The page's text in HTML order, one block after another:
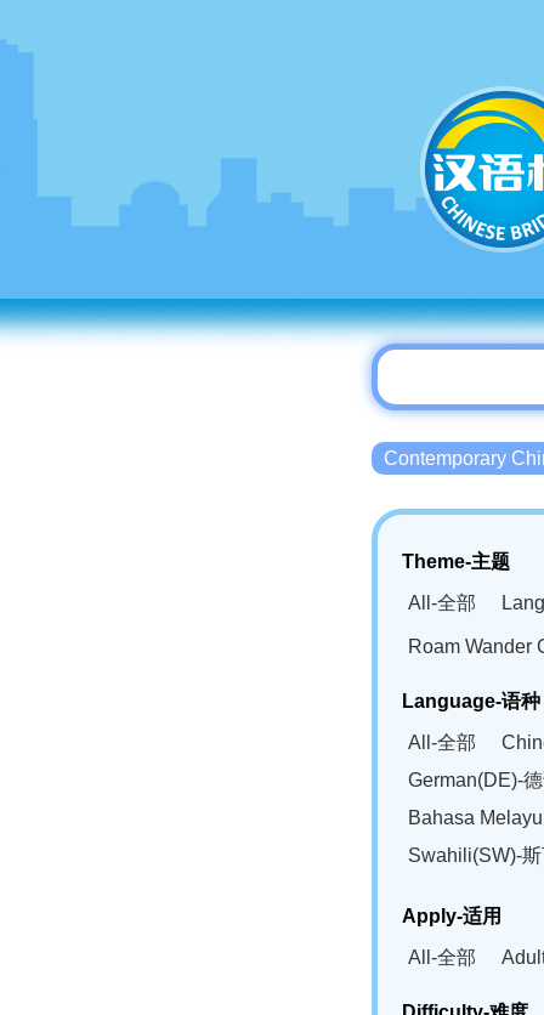
Contemporary
Theme-主题
All-全部
Roam Wander
Language-语种
All-全部
German(DE)-
Bahasa
Swahili(SW)-
Apply-适用
All-全部